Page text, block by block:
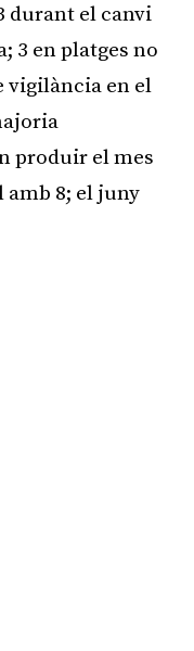
durant el canvi
3 en platges no
vigilància en el
produir el mes
amb 8; el juny